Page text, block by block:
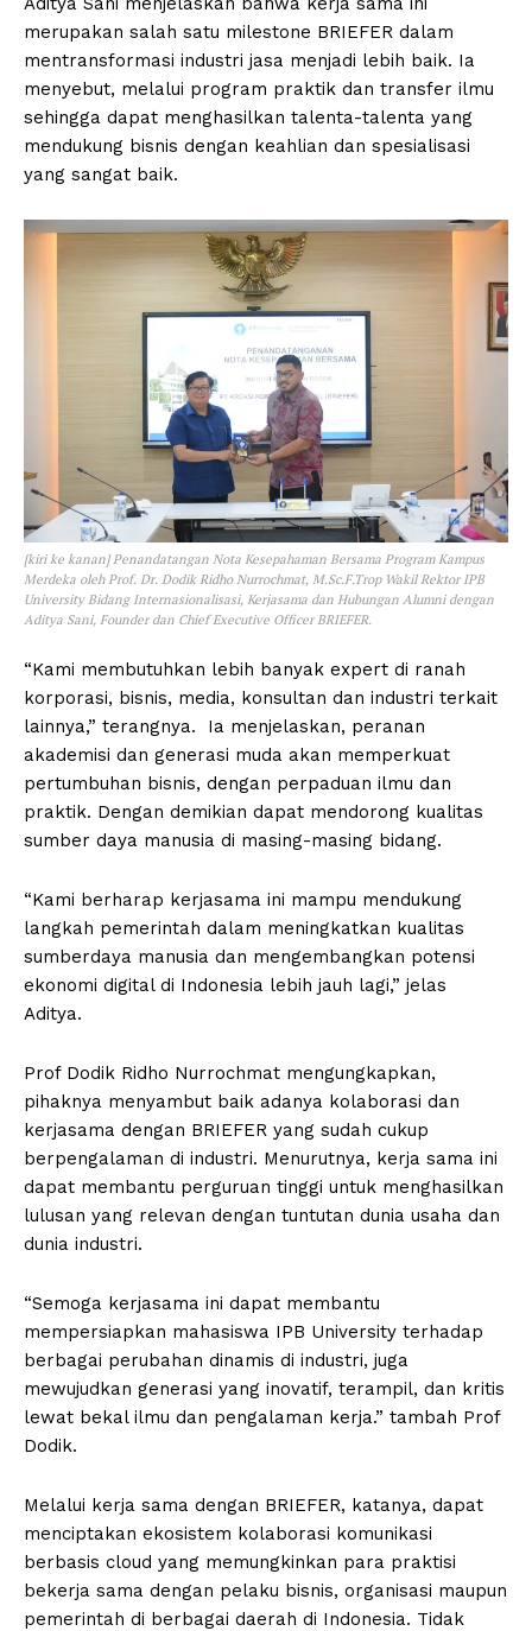
merupakan salah satu milestone BRIEFER dalam
mentransformasi industri jasa menjadi lebih baik. Ia
menyebut, melalui program praktik dan transfer ilmu
sehingga dapat menghasilkan talenta-talenta yang
mendukung bisnis dengan keahlian dan spesialisasi
yang sangat baik.
[kiri ke kanan] Penandatangan Nota Kesepahaman Bersama Program Kampus
Merdeka oleh Prof. Dr. Dodik Ridho Nurrochmat, M.Sc.F.Trop Wakil Rektor IPB
University Bidang Internasionalisasi, Kerjasama dan Hubungan Alumni dengan
Aditya Sani, Founder dan Chief Executive Officer BRIEFER.
“Kami membutuhkan lebih banyak expert di ranah
korporasi, bisnis, media, konsultan dan industri terkait
lainnya,” terangnya. Ia menjelaskan, peranan
akademisi dan generasi muda akan memperkuat
pertumbuhan bisnis, dengan perpaduan ilmu dan
praktik. Dengan demikian dapat mendorong kualitas
sumber daya manusia di masing-masing bidang.
“Kami berharap kerjasama ini mampu mendukung
langkah pemerintah dalam meningkatkan kualitas
sumberdaya manusia dan mengembangkan potensi
ekonomi digital di Indonesia lebih jauh lagi,” jelas
Aditya.
Prof Dodik Ridho Nurrochmat mengungkapkan,
pihaknya menyambut baik adanya kolaborasi dan
kerjasama dengan BRIEFER yang sudah cukup
berpengalaman di industri. Menurutnya, kerja sama ini
dapat membantu perguruan tinggi untuk menghasilkan
lulusan yang relevan dengan tuntutan dunia usaha dan
dunia industri.
“Semoga kerjasama ini dapat membantu
mempersiapkan mahasiswa IPB University terhadap
berbagai perubahan dinamis di industri, juga
mewujudkan generasi yang inovatif, terampil, dan kritis
lewat bekal ilmu dan pengalaman kerja.” tambah Prof
Dodik.
Melalui kerja sama dengan BRIEFER, katanya, dapat
menciptakan ekosistem kolaborasi komunikasi
berbasis cloud yang memungkinkan para praktisi
bekerja sama dengan pelaku bisnis, organisasi maupun
pemerintah di berbagai daerah di Indonesia. Tidak